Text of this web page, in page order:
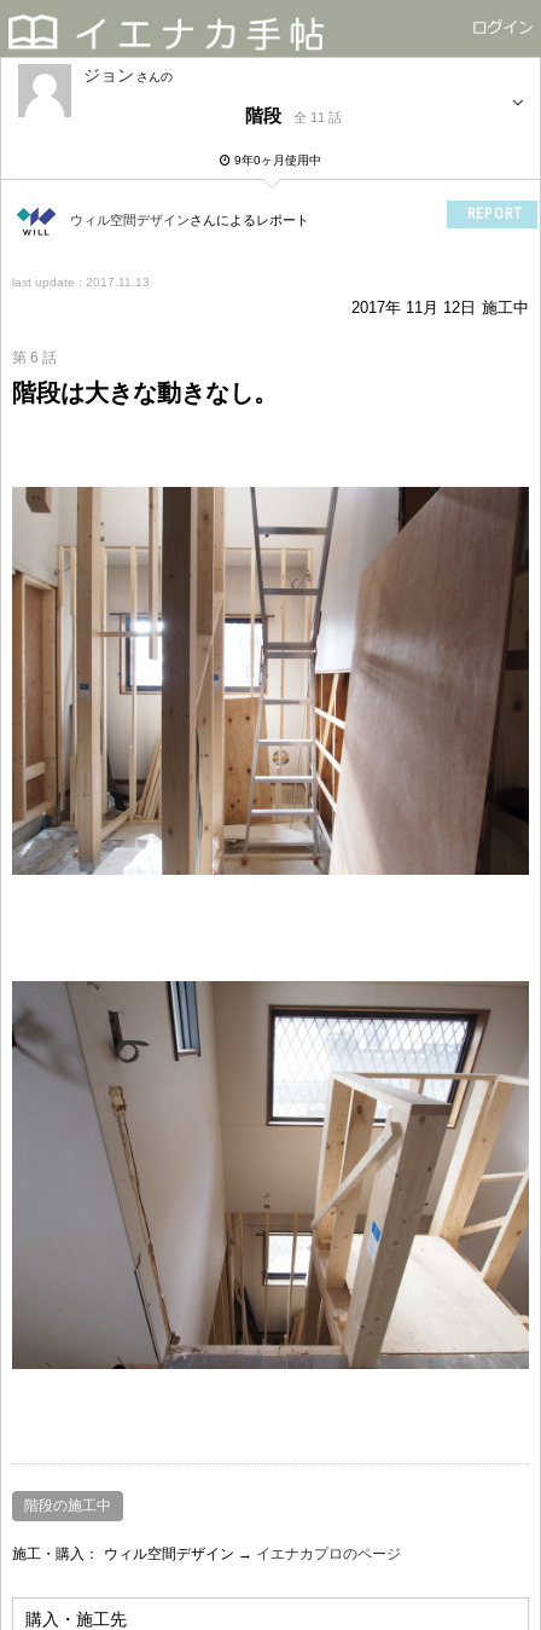
ジョン さん
階段 全 11 話
9年0ヶ月使用中
ウィル空間デザインさんによるレポート REPORT
last update : 2017.11.13
2017年 11月 12日 施工中
第 6 話
階段は大きな動きなし。
階段の施工中
施工・購入： ウィル空間デザイン → イエナカプロのページ
購入・施工先